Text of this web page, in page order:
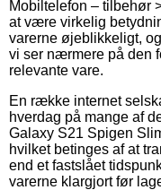
Mobiltelefon – tilbehør
at være virkelig
varerne øjeblikkeligt,
vi ser nærmere på den
relevante vare.
En række internet
hverdag på mange af
Galaxy S21 Spigen
hvilket betinges af at
end et fastslået
varerne klargjort før